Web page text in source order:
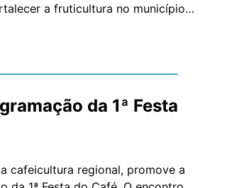
a fruticultura no município,
da 1ª Festa
cafeicultura regional, promove a